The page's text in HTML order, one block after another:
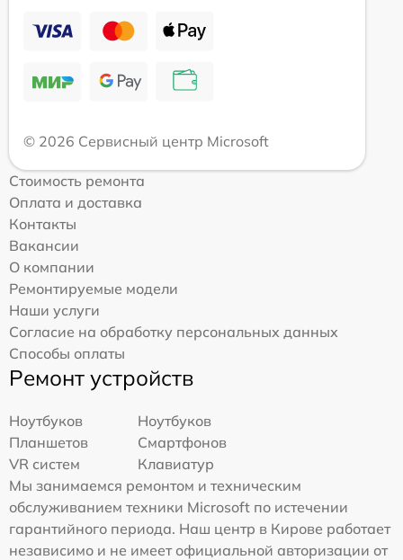
© 2026 Сервисный центр Microsoft
Стоимость ремонта
Оплата и доставка
Контакты
Вакансии
О компании
Ремонтируемые модели
Наши услуги
Согласие на обработку персональных данных
Способы оплаты
Ремонт устройств
Ноутбуков
Ноутбуков
Планшетов
Смартфонов
VR систем
Клавиатур
Мы занимаемся ремонтом и техническим
обслуживанием техники Microsoft по истечении
гарантийного периода. Наш центр в Кирове работает
независимо и не имеет официальной авторизации от